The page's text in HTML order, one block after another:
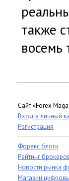
также
восемь
Сайт «Forex
Вход в личный
Регистрация
Форекс блоги
Рейтинг
Новости рынка
Магазин